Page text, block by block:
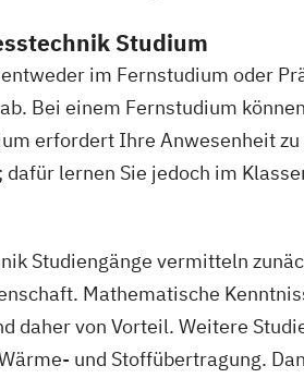
Studium
im Fernstudium oder
Bei einem Fernstudium
erfordert Ihre Anwesenheit
lernen Sie jedoch im
Studiengänge vermitteln
Mathematische
daher von Vorteil. Weitere
und Stoffübertragung.